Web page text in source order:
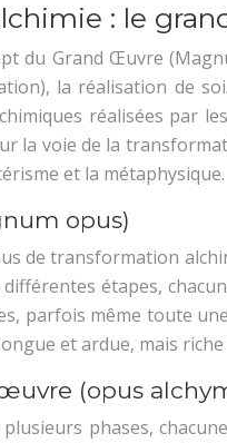
: le
du Grand Œuvre
la réalisation de
chimiques réalisées par
la voie de la
et la métaphysique.
opus)
de transformation
étapes,
parfois même toute
et ardue, mais
(opus
phases,